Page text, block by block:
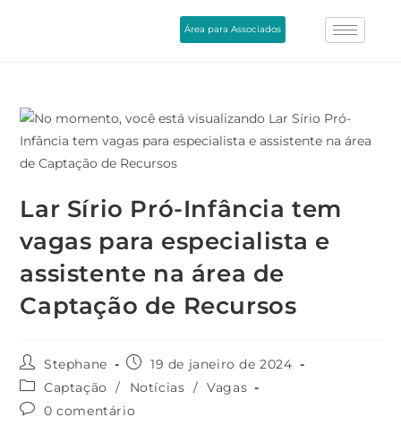
Área para Associados
Lar Sírio Pró-Infância tem
vagas para especialista e
assistente na área de
Captação de Recursos
Stephane
19 de janeiro de 2024
Captação
/ Notícias / Vagas
0 comentário